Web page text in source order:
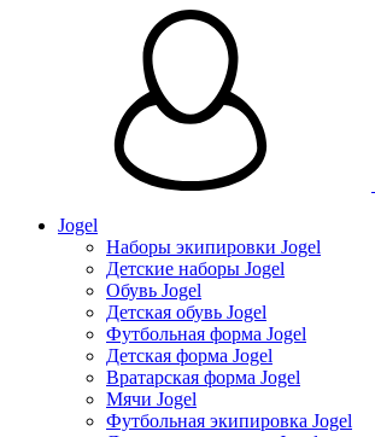
Jogel
Наборы экипировки Jogel
Детские наборы Jogel
Обувь Jogel
Детская обувь Jogel
Футбольная форма Jogel
Детская форма Jogel
Вратарская форма Jogel
Мячи Jogel
Футбольная экипировка Jogel